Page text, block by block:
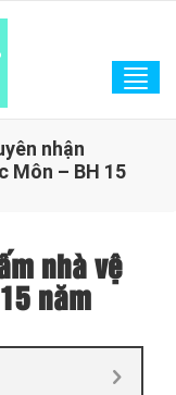
nhận
Môn – BH 15
nhà vệ
năm